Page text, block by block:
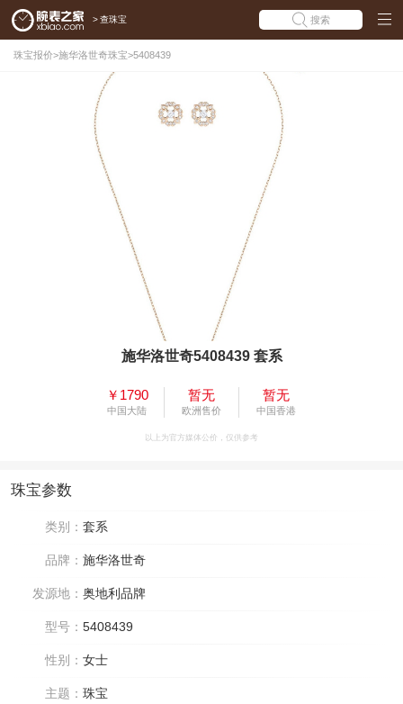
> 查珠宝 搜索
珠宝报价>施华洛世奇珠宝>5408439
施华洛世奇5408439 套系
￥1790
中国大陆
暂无
欧洲售价
暂无
中国香港
以上为官方媒体公价，仅供参考
珠宝参数
类别： 套系
品牌： 施华洛世奇
发源地： 奥地利品牌
型号： 5408439
性别： 女士
主题： 珠宝